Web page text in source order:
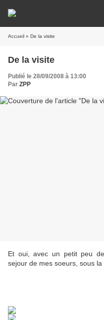
Accueil » De la visite
De la visite
Publié le 28/09/2008 à 13:00
Par ZPP
Et oui, avec un petit peu
sejour de mes soeurs, sous